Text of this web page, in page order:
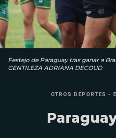
Festejo de Paraguay tras ganar a
GENTILEZA ADRIANA DECOUD
OTROS DEPORTES -